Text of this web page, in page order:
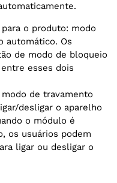
o produto: modo
automático. Os
de modo de bloqueio
esses dois
de travamento
desligar o aparelho
o módulo é
os usuários podem
ligar ou desligar o